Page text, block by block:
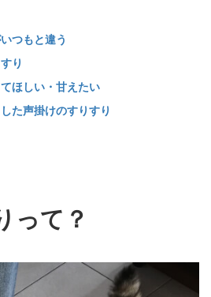
つもと違う
り
ほしい・甘えたい
た声掛けのすりすり
って？